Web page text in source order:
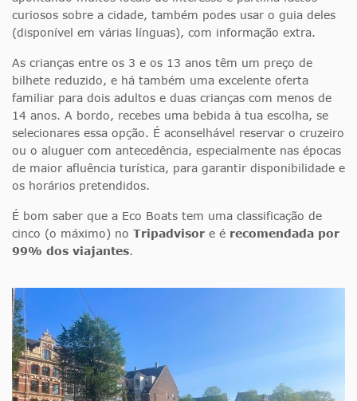
curiosos sobre a cidade, também podes usar o guia deles
(disponível em várias línguas), com informação extra.
As crianças entre os 3 e os 13 anos têm um preço de
bilhete reduzido, e há também uma excelente oferta
familiar para dois adultos e duas crianças com menos de
14 anos. A bordo, recebes uma bebida à tua escolha, se
selecionares essa opção. É aconselhável reservar o cruzeiro
ou o aluguer com antecedência, especialmente nas épocas
de maior afluência turística, para garantir disponibilidade e
os horários pretendidos.
É bom saber que a Eco Boats tem uma classificação de
cinco (o máximo) no Tripadvisor e é recomendada por
99% dos viajantes.